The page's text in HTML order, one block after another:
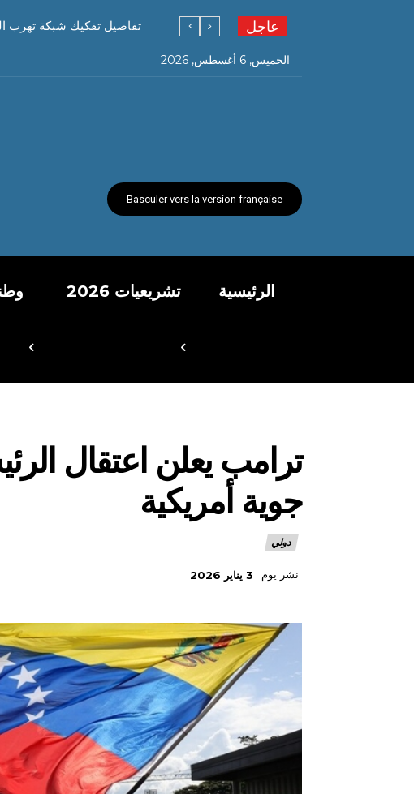
عاجل تفاصيل تفكيك شبكة تهرب
الخميس, 6 أغسطس, 2026
Basculer vers la version française
الرئيسية تشريعيات 2026
ترامب يعلن اعتقال
جوية أمريكية
دولي
نشر يوم 3 يناير 2026